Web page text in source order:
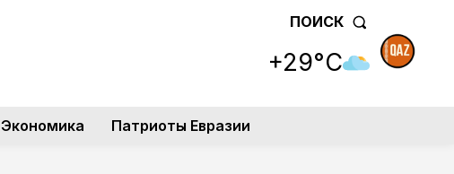
ПОИСК
+29°C
Экономика Патриоты Евразии